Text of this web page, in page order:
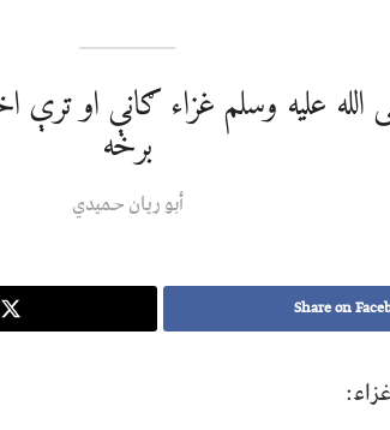
الله علیه وسلم غزاء ګانې او
برخه
أبو ریان حمیدي
Share on